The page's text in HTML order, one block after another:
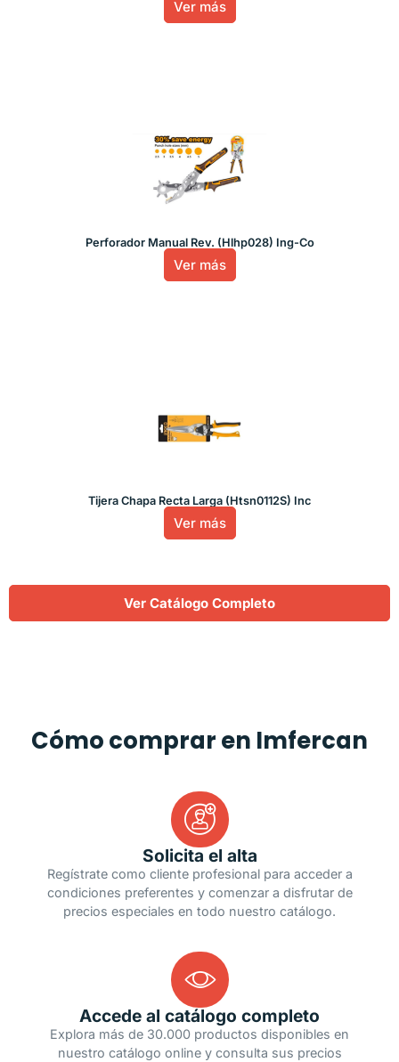
Ver más
Perforador Manual Rev. (Hlhp028) Ing-Co
Ver más
Tijera Chapa Recta Larga (Htsn0112S) Inc
Ver más
Ver Catálogo Completo
Cómo comprar en Imfercan
Solicita el alta
Regístrate como cliente profesional para acceder a
condiciones preferentes y comenzar a disfrutar de
precios especiales en todo nuestro catálogo.
Accede al catálogo completo
Explora más de 30.000 productos disponibles en
nuestro catálogo online y consulta sus precios